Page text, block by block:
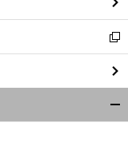
開
く
新
し
い
ウ
ィ
ン